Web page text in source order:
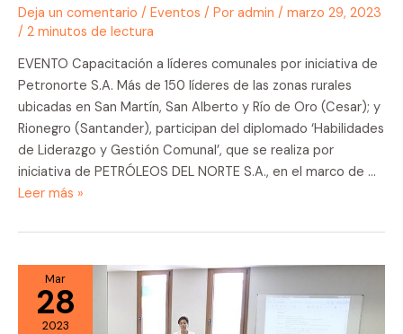
Deja un comentario / Eventos / Por admin / marzo 29, 2023
/ 2 minutos de lectura
EVENTO Capacitación a líderes comunales por iniciativa de
Petronorte S.A. Más de 150 líderes de las zonas rurales
ubicadas en San Martín, San Alberto y Río de Oro (Cesar); y
Rionegro (Santander), participan del diplomado ‘Habilidades
de Liderazgo y Gestión Comunal’, que se realiza por
iniciativa de PETRÓLEOS DEL NORTE S.A., en el marco de …
Capacitación
líderes
iniciativa
Leer más »
Mar
28
2023